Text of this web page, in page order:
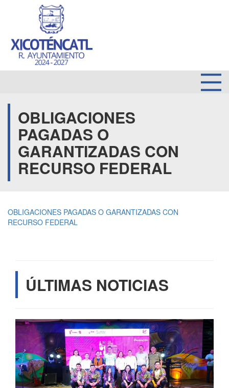
OBLIGACIONES
PAGADAS O
GARANTIZADAS CON
RECURSO FEDERAL
OBLIGACIONES PAGADAS O GARANTIZADAS CON
RECURSO FEDERAL
ÚLTIMAS NOTICIAS